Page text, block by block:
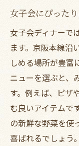
女子会にぴった
女子会ディナーで
ます。京阪本線沿
しめる場所が豊富
ニューを選ぶと、
す。例えば、ピザ
む良いアイテムで
の新鮮な野菜を使
喜ばれるでしょう